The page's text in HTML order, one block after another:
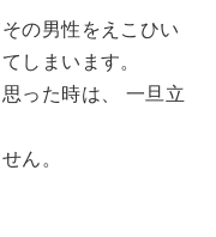
の男性をえこひい
しまいます。
った時は、 一旦立
ん。